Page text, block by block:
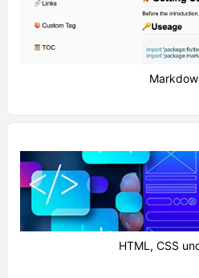
HTML, CSS